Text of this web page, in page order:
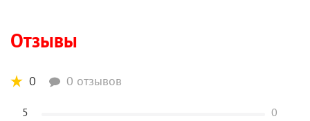
Отзывы
0 0 отзывов
5
0